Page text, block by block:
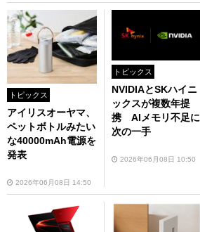
トピックス
アイリスオーヤマ、
ペットボトルみたい
な40000mAh電源を
発表
2026年06月08日 14:50
トピックス
NVIDIAとSKハイニ
ックスが複数年提
携 AIメモリ不足に
次の一手
2026年06月08日 10:50